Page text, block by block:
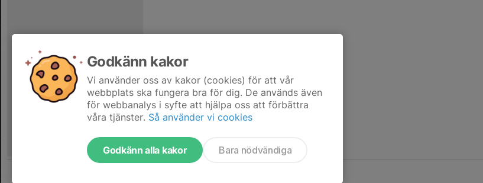
Godkänn kakor
Vi använder oss av kakor (cookies) för att vår
webbplats ska fungera bra för dig. De används även
för webbanalys i syfte att hjälpa oss att förbättra
våra tjänster. Så använder vi cookies
Godkänn alla kakor Bara nödvändiga